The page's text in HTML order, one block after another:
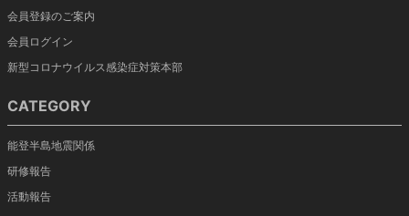
会員登録のご案内
会員ログイン
新型コロナウイルス感染症対策本部
CATEGORY
能登半島地震関係
研修報告
活動報告